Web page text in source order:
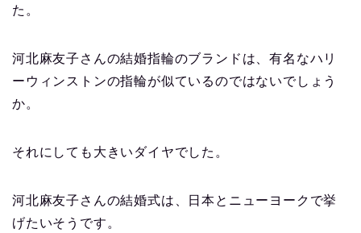
た。
河北麻友子さんの結婚指輪のブランドは、有名なハリ
ーウィンストンの指輪が似ているのではないでしょう
か。
それにしても大きいダイヤでした。
河北麻友子さんの結婚式は、日本とニューヨークで挙
げたいそうです。